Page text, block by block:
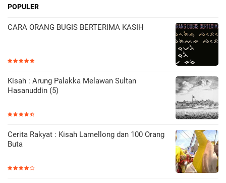
POPULER
CARA ORANG BUGIS BERTERIMA KASIH
Kisah : Arung Palakka Melawan Sultan
Hasanuddin (5)
Cerita Rakyat : Kisah Lamellong dan 100 Orang
Buta